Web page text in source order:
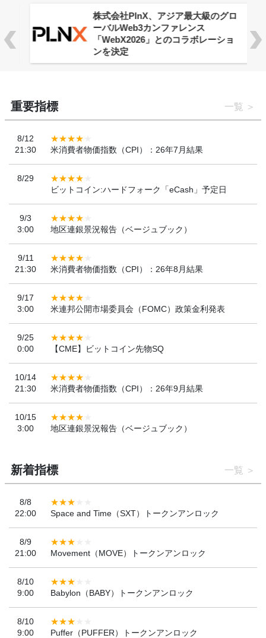
株式会社PlnX、アジア最大級のグロ
ーバルWeb3カンファレンス
「WebX2026」とのコラボレーショ
ンを決定
重要指標 一覧
8/12
21:30
米消費者物価指数（CPI）：26年7月結果
8/29
ビットコイン:ハードフォーク「eCash」予定日
9/3
3:00
地区連銀景況報告（ベージュブック）
9/11
21:30
米消費者物価指数（CPI）：26年8月結果
9/17
3:00
米連邦公開市場委員会（FOMC）政策金利発表
9/25
0:00
【CME】ビットコイン先物SQ
10/14
21:30
米消費者物価指数（CPI）：26年9月結果
10/15
3:00
地区連銀景況報告（ベージュブック）
新着指標 一覧
8/8
22:00
Space and Time（SXT）トークンアンロック
8/9
21:00
Movement（MOVE）トークンアンロック
8/10
9:00
Babylon（BABY）トークンアンロック
8/10
9:00
Puffer（PUFFER）トークンアンロック